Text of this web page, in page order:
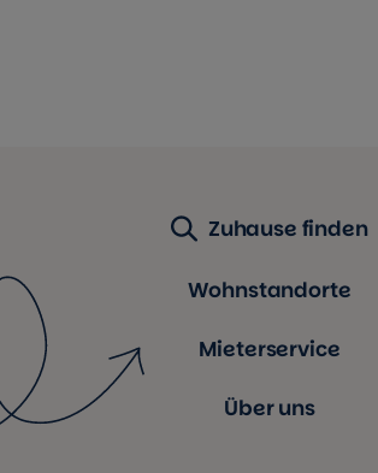
Zuhause finden
Wohnstandorte
Mieterservice
Über uns